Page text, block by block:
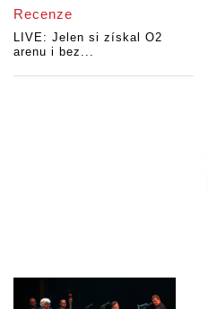
Recenze
LIVE: Jelen si získal O2
arenu i bez...